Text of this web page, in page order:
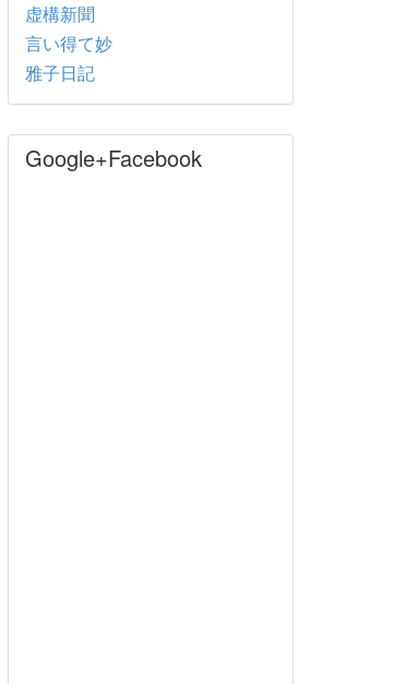
虚構新聞
言い得て妙
雅子日記
Google+Facebook